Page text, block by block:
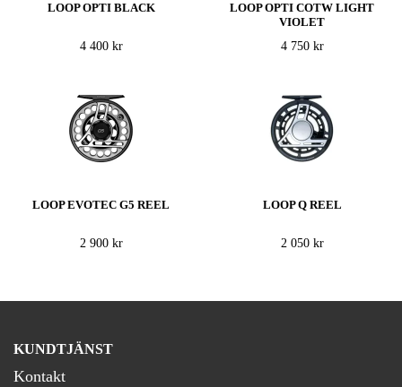
LOOP OPTI BLACK
4 400 kr
LOOP OPTI COTW LIGHT
VIOLET
4 750 kr
LOOP EVOTEC G5 REEL
2 900 kr
LOOP Q REEL
2 050 kr
KUNDTJÄNST
Kontakt